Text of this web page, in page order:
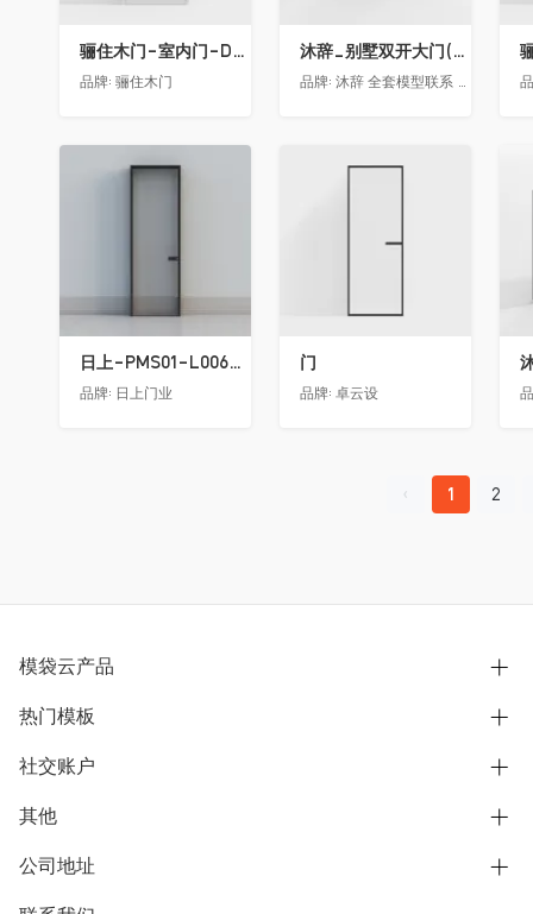
骊住木门-室内门-DAA静音门-YY漆白色-方形把手
品牌: 骊住木门
沐辞_别墅双开大门(中型)(漏光加厚度)
品牌: 沐辞 全套模型联系 Vx:Muci0003
收藏
日上-PMS01-L006-金属窄边玻璃门
品牌: 日上门业
收藏
门
品牌: 卓云设
1 2
模袋云产品
别墅设计营销
模型协同展示分享
别墅社区
热门模板
欧式别墅
中式别墅
社交账户
B站
抖音
微信公众号
其他
用户服务协议
隐私政策
公司地址